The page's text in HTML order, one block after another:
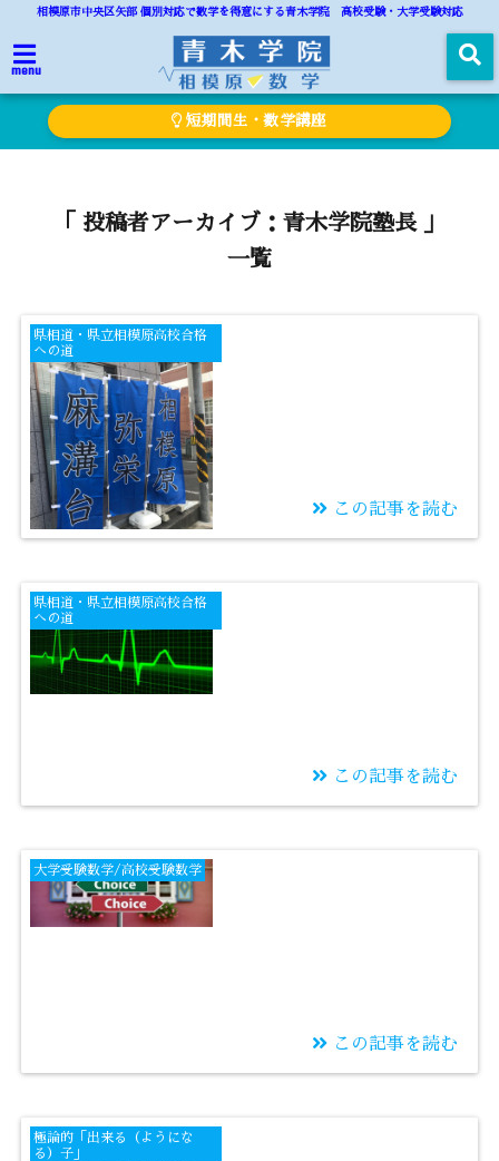
相模原市中央区矢部 個別対応で数学を得意にする青木学院 高校受験・大学受験対応
menu
短期間生・数学講座
「 投稿者アーカイブ：青木学院塾長 」
一覧
県相道・県立相模原高校合格
への道
試受験生の親が今週末
にやるべきこと
この記事を読む
県相道・県立相模原高校合格
への道
力復活
この記事を読む
大学受験数学/高校受験数学
おく
この記事を読む
極論的「出来る（ようにな
る）子」